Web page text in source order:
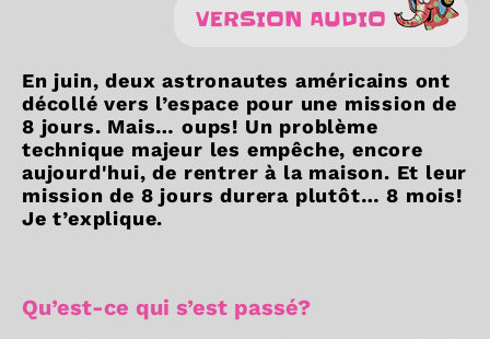
VERSION AUDIO
En juin, deux astronautes américains ont
décollé vers l’espace pour une mission de
8 jours. Mais… oups! Un problème
technique majeur les empêche, encore
aujourd'hui, de rentrer à la maison. Et leur
mission de 8 jours durera plutôt… 8 mois!
Je t’explique.
Qu’est-ce qui s’est passé?